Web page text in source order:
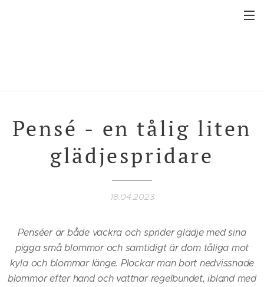
Pensé - en tålig liten
glädjespridare
18.04.2023
Penséer är både vackra och sprider glädje med sina
pigga små blommor och samtidigt är dom tåliga mot
kyla och blommar länge. Plockar man bort nedvissnade
blommor efter hand och vattnar regelbundet, ibland med